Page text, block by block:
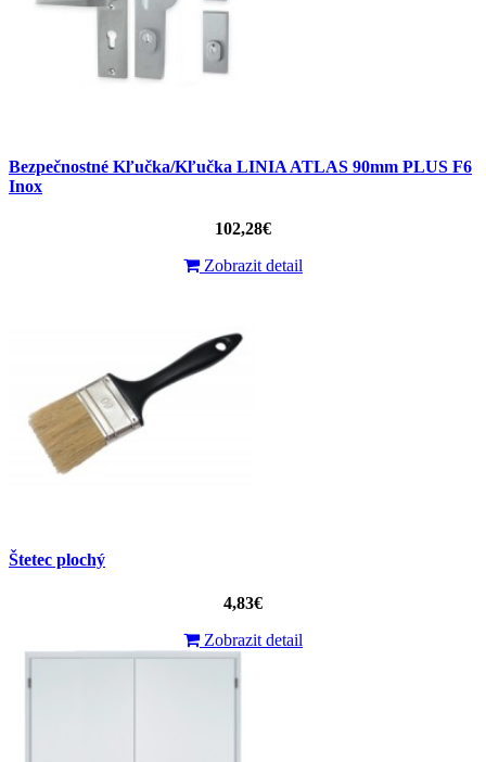
Bezpečnostné Kľučka/Kľučka LINIA ATLAS 90mm PLUS F6
Inox
102,28€
Zobrazit detail
Štetec plochý
4,83€
Zobrazit detail